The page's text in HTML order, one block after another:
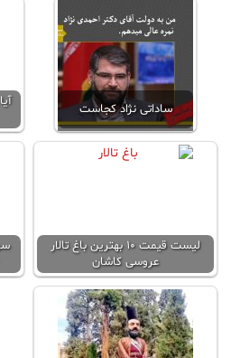
ساداتی نژاد کجاست
لیست قیمت ۱۰ بهترین باغ تالار
عروسی کاشان